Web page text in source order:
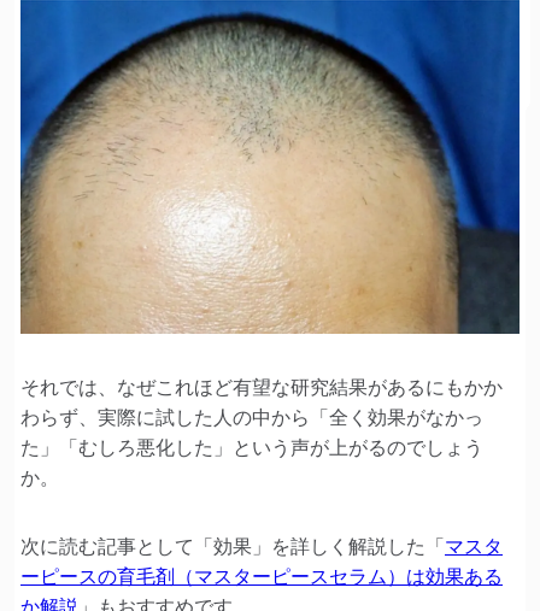
それでは、なぜこれほど有望な研究結果があるにもかか
わらず、実際に試した人の中から「全く効果がなかっ
た」「むしろ悪化した」という声が上がるのでしょう
か。
次に読む記事として「効果」を詳しく解説した「 マスタ
ーピースの育毛剤（マスターピースセラム）は効果ある
か解説 」もおすすめです。